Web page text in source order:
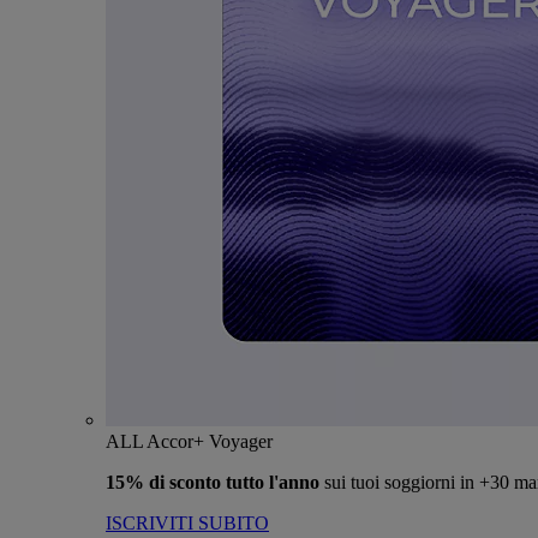
ALL Accor+ Voyager
15% di sconto tutto l'anno sui tuoi soggiorni in +30
ISCRIVITI SUBITO